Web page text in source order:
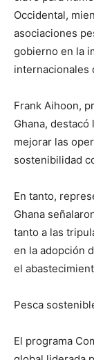
Occidental,
asociaciones
gobierno en la
internacionales
Frank Aihoon,
Ghana,
mejorar las
sostenibilidad
En tanto,
Ghana
tanto a las
en la adopción
el
Pesca
El programa